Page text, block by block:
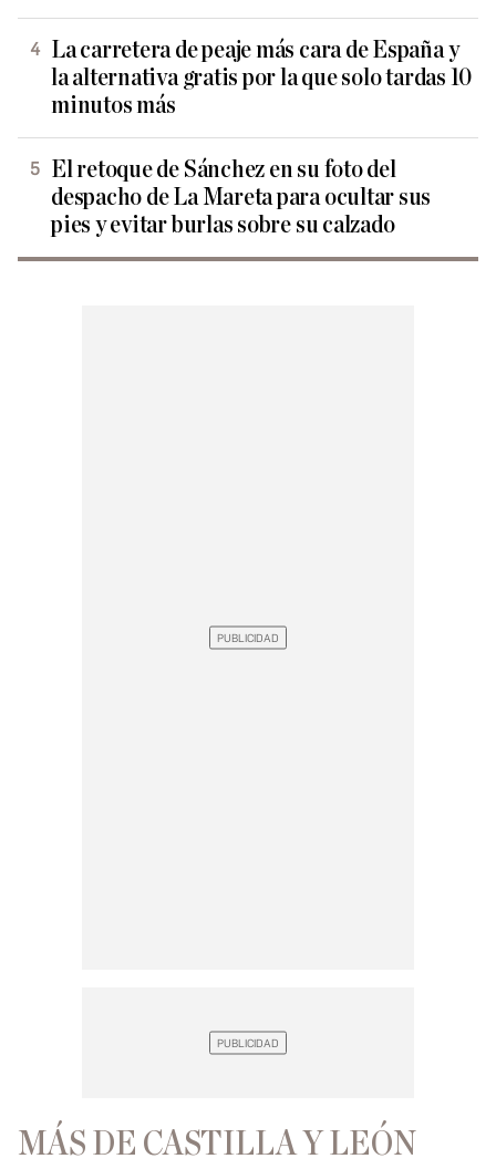
La carretera de peaje más cara de España y
la alternativa gratis por la que solo tardas 10
minutos más
El retoque de Sánchez en su foto del
despacho de La Mareta para ocultar sus
pies y evitar burlas sobre su calzado
MÁS DE CASTILLA Y LEÓN